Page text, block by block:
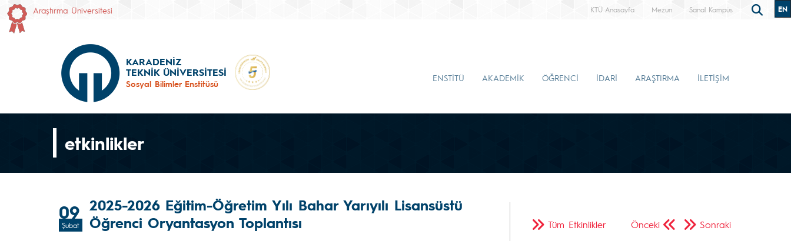
Araştırma Üniversitesi KTÜ Anasayfa Mezun Sanal Kampüs EN
KARADENİZ
TEKNİK ÜNİVERSİTESİ
Sosyal Bilimler Enstitüsü
ENSTİTÜ AKADEMİK ÖĞRENCİ İDARİ ARAŞTIRMA İLETİŞİM
etkinlikler
09
Şubat
2025-2026 Eğitim-Öğretim Yılı Bahar Yarıyılı Lisansüstü
Öğrenci Oryantasyon Toplantısı
Önceki Sonraki
Tüm Etkinlikler